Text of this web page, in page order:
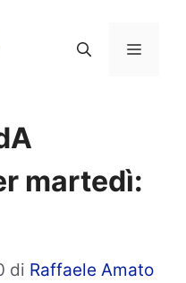
Menu
martedì:
di Raffaele Amato